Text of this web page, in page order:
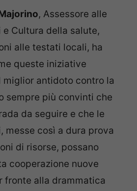
, Assessore alle
Cultura della salute,
alle testati locali, ha
queste iniziative
miglior antidoto contro la
sempre più convinti che
da seguire e che le
messe così a dura prova
di risorse, possano
cooperazione nuove
fronte alla drammatica